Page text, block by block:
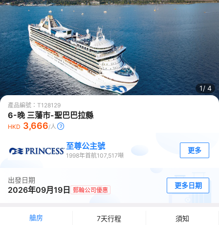
1/ 4
產品編號： T128129
6-晚 三藩市-聖巴巴拉縣
HKD 3,666/人
至尊公主號
1998年首航107,517噸
更多
出發日期
2026年09月19日 郵輪公司優惠
更多日期
艙房 7天行程 須知